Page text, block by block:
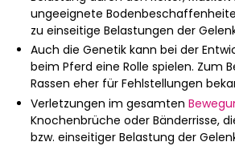
ungeeignete
zu einseitige Belastungen der
Auch die Genetik kann bei der
beim Pferd eine Rolle spielen. Zum
Rassen eher für Fehlstellungen
Verletzungen im gesamten
Knochenbrüche oder Bänderrisse,
bzw. einseitiger Belastung der